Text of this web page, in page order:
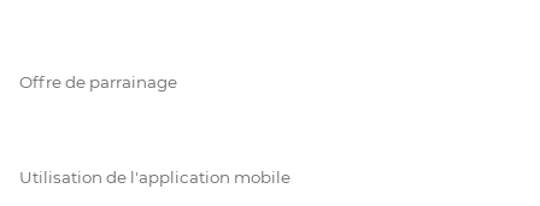
Offre de parrainage
Utilisation de l'application mobile